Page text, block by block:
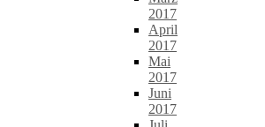
2017
April
2017
Mai
2017
Juni
2017